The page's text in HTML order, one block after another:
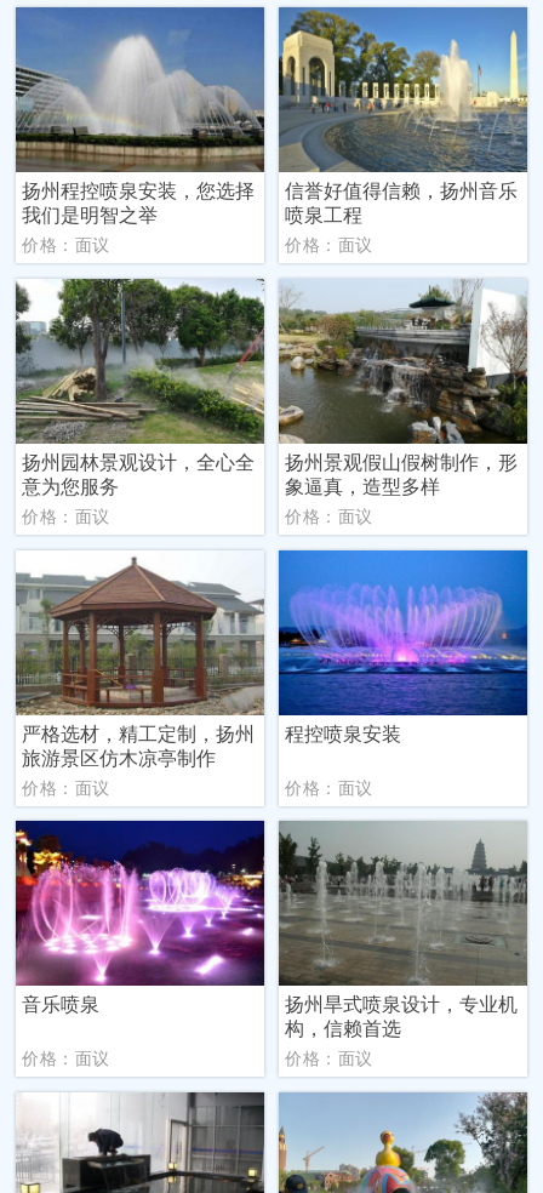
扬州程控喷泉安装，您选择
我们是明智之举
价格：面议
信誉好值得信赖，扬州音乐
喷泉工程
价格：面议
扬州园林景观设计，全心全
意为您服务
价格：面议
扬州景观假山假树制作，形
象逼真，造型多样
价格：面议
严格选材，精工定制，扬州
旅游景区仿木凉亭制作
价格：面议
程控喷泉安装
价格：面议
音乐喷泉
价格：面议
扬州旱式喷泉设计，专业机
构，信赖首选
价格：面议